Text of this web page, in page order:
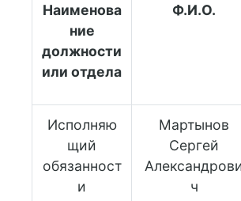
Наименова
ние
должности
или отдела
Ф.И.О.
Исполняю
щий
обязанност
и
Мартынов
Сергей
ч